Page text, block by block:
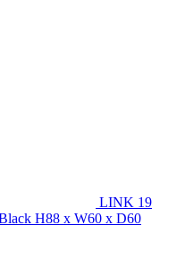
LINK 19
H88 x W60 x D60